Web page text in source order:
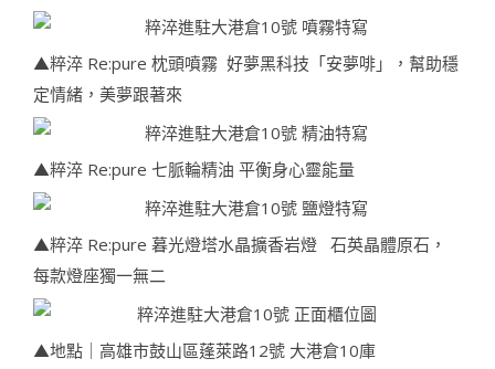
▲粹淬 Re:pure 枕頭噴霧 好夢黑科技「安夢啡」，幫助穩
定情緒，美夢跟著來
▲粹淬 Re:pure 七脈輪精油 平衡身心靈能量
▲粹淬 Re:pure 暮光燈塔水晶擴香岩燈 石英晶體原石，
每款燈座獨一無二
▲地點｜高雄市鼓山區蓬萊路12號 大港倉10庫